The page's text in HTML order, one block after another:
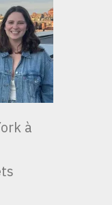
à